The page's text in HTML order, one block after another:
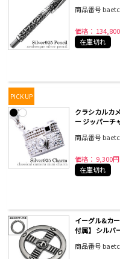
商品番号
価格：
在庫切れ
PICK UP
クラシカルカ
ー ジッパーチ
商品番号
価格： 9,300
在庫切れ
イーグル&カ
付属】 シルバ
商品番号